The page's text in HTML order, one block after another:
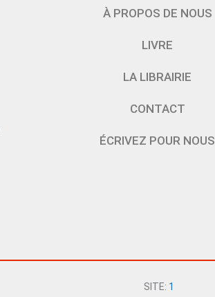
À PROPOS DE NOUS
LIVRE
LA LIBRAIRIE
CONTACT
ÉCRIVEZ POUR NOUS
SITE: 1